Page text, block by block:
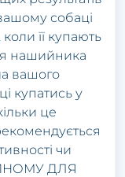
собаці
її купають
нашийника
вашого
купатись у
це
чи
ДЛЯ